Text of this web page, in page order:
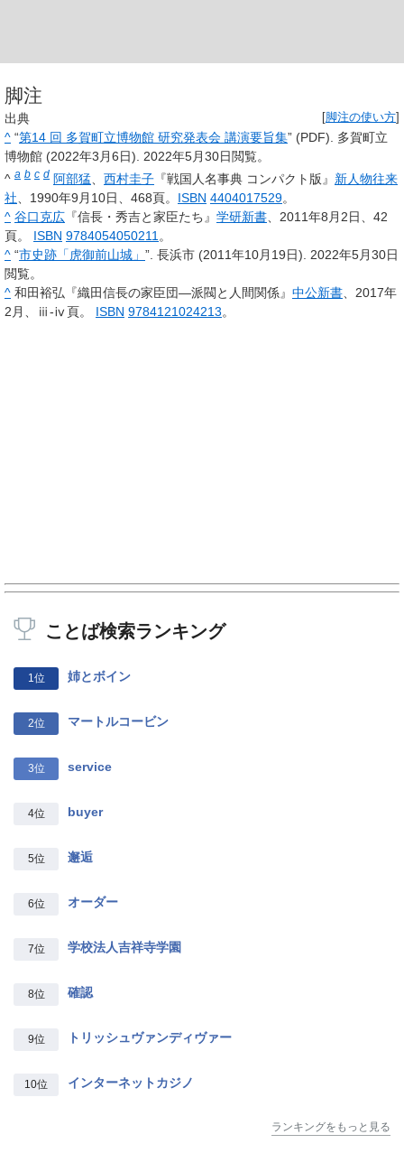
脚注
脚注の使い方
出典
^ “第14 回 多賀町立博物館 研究発表会 講演要旨集” (PDF). 多賀町立
博物館 (2022年3月6日). 2022年5月30日閲覧。
^ a b c d 阿部猛 西村圭子 『戦国人名事典 コンパクト版』 新人物往来
社 、1990年9月10日、468頁。 ISBN 4404017529。
^ 谷口克広 『信長・秀吉と家臣たち』 学研新書 、2011年8月2日、42
頁。 ISBN 9784054050211 。
^ “市史跡「虎御前山城」 ”. 長浜市 (2011年10月19日). 2022年5月30日
閲覧。
^ 和田裕弘『織田信長の家臣団―派閥と人間関係』 中公新書 、2017年
2月、ⅲ-ⅳ頁。 ISBN 9784121024213。
ことば検索ランキング
1位 姉とボイン
2位 マートルコービン
3位 service
4位 buyer
5位 邂逅
6位 オーダー
7位 学校法人吉祥寺学園
8位 確認
9位 トリッシュヴァンディヴァー
10位 インターネットカジノ
ランキングをもっと見る